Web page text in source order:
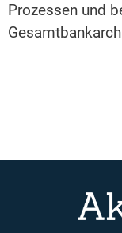
Prozessen und